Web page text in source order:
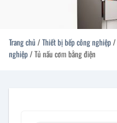
Trang chủ /Thiết bị bếp công nghiệp/
nghiệp/Tủ nấu cơm bằng điện